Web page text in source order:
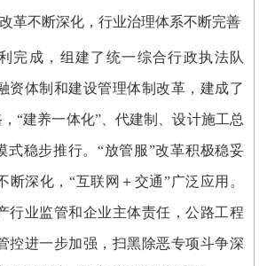
革不断深化，行业治理体系不断完善
完成，组建了统一综合行政执法队
资体制和建设管理体制改革，建成了
“建养一体化”、代建制、设计施工总
式稳步推行。“放管服”改革积极稳妥
断深化，“互联网＋交通”广泛应用。
行业监管和企业主体责任，公路工程
控进一步加强，扫黑除恶专项斗争深